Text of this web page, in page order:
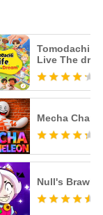
Tomodachi
Live The
Mecha
Null's Brawl